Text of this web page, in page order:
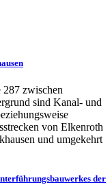
287 zwischen
sind Kanal- und
von Elkenroth
und umgekehrt
der